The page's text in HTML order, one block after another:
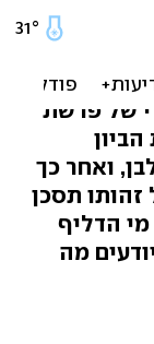
קצין
של פרשת
ואחר כך
זהותו תסכן
הדליף
מה